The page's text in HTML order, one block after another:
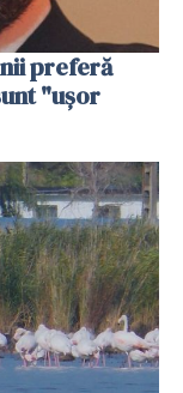
preferă
"uşor